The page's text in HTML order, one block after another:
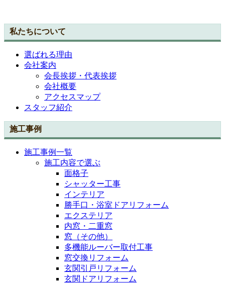
私たちについて
選ばれる理由
会社案内
会長挨拶・代表挨拶
会社概要
アクセスマップ
スタッフ紹介
施工事例
施工事例一覧
施工内容で選ぶ
面格子
シャッター工事
インテリア
勝手口・浴室ドアリフォーム
エクステリア
内窓・二重窓
窓（その他）
多機能ルーバー取付工事
窓交換リフォーム
玄関引戸リフォーム
玄関ドアリフォーム